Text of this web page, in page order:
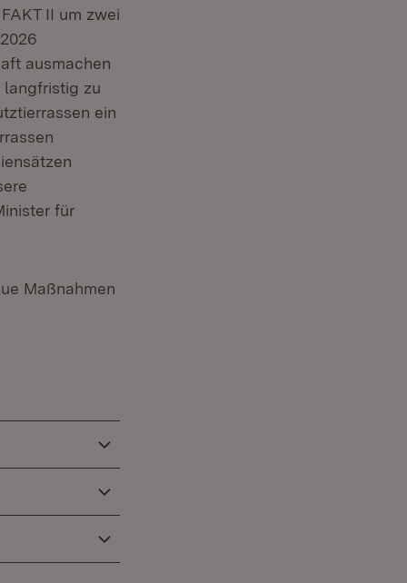
II um zwei
ausmachen
langfristig zu
ein
für
Maßnahmen